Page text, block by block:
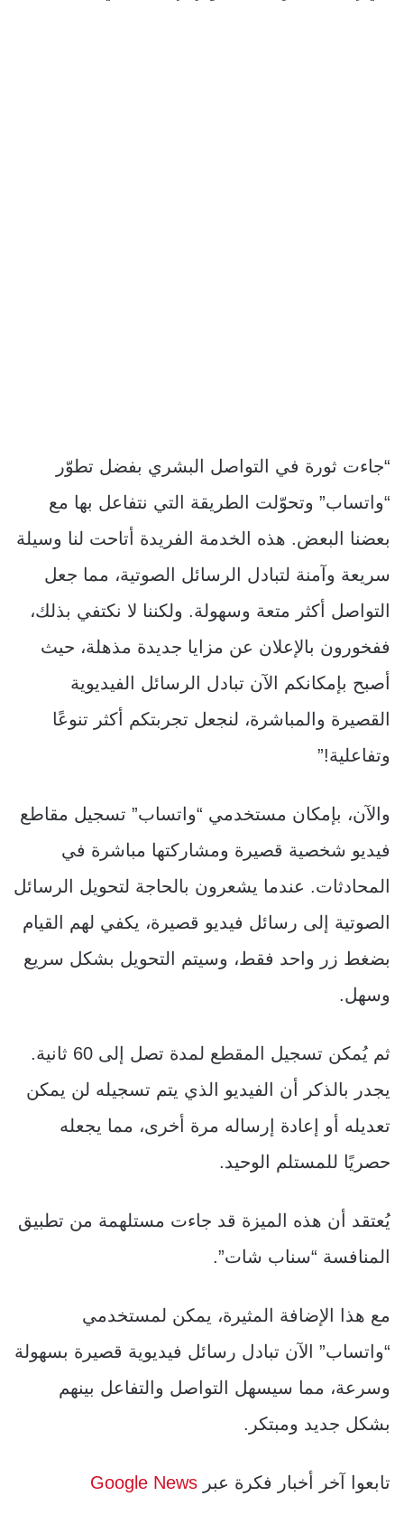
“جاءت ثورة في التواصل البشري بفضل تطوّر
“واتساب” وتحوّلت الطريقة التي نتفاعل بها مع
بعضنا البعض. هذه الخدمة الفريدة أتاحت لنا وسيلة
سريعة وآمنة لتبادل الرسائل الصوتية، مما جعل
التواصل أكثر متعة وسهولة. ولكننا لا نكتفي بذلك،
ففخورون بالإعلان عن مزايا جديدة مذهلة، حيث
أصبح بإمكانكم الآن تبادل الرسائل الفيديوية
القصيرة والمباشرة، لنجعل تجربتكم أكثر تنوعًا
وتفاعلية!”
والآن، بإمكان مستخدمي “واتساب” تسجيل مقاطع
فيديو شخصية قصيرة ومشاركتها مباشرة في
المحادثات. عندما يشعرون بالحاجة لتحويل الرسائل
الصوتية إلى رسائل فيديو قصيرة، يكفي لهم القيام
بضغط زر واحد فقط، وسيتم التحويل بشكل سريع
وسهل.
ثم يُمكن تسجيل المقطع لمدة تصل إلى 60 ثانية.
يجدر بالذكر أن الفيديو الذي يتم تسجيله لن يمكن
تعديله أو إعادة إرساله مرة أخرى، مما يجعله
حصريًا للمستلم الوحيد.
يُعتقد أن هذه الميزة قد جاءت مستلهمة من تطبيق
المنافسة “سناب شات”.
مع هذا الإضافة المثيرة، يمكن لمستخدمي
“واتساب” الآن تبادل رسائل فيديوية قصيرة بسهولة
وسرعة، مما سيسهل التواصل والتفاعل بينهم
بشكل جديد ومبتكر.
تابعوا آخر أخبار فكرة عبر Google News